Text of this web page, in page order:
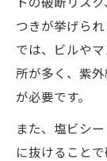
つきが挙げら
では、ビルや
所が多く、紫
が必要です。
また、塩ビシ
に抜けること